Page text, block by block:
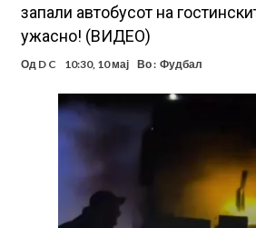
запали автобусот на
ужасно! (ВИДЕО)
Од D C 10:30, 10 мај Во : Фудбал